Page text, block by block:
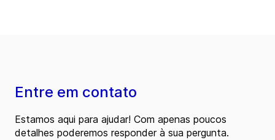
Entre em contato
Estamos aqui para ajudar! Com apenas poucos
detalhes poderemos responder à sua pergunta.